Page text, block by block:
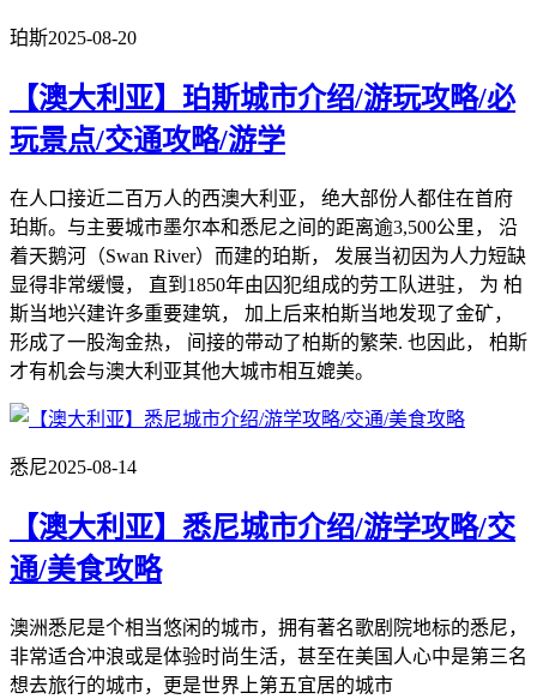
珀斯2025-08-20
【澳大利亚】珀斯城市介绍/游玩攻略/必
玩景点/交通攻略/游学
在人口接近二百万人的西澳大利亚， 绝大部份人都住在首府
珀斯。与主要城市墨尔本和悉尼之间的距离逾3,500公里， 沿
着天鹅河（Swan River）而建的珀斯， 发展当初因为人力短缺
显得非常缓慢， 直到1850年由囚犯组成的劳工队进驻， 为 柏
斯当地兴建许多重要建筑， 加上后来柏斯当地发现了金矿，
形成了一股淘金热， 间接的带动了柏斯的繁荣. 也因此， 柏斯
才有机会与澳大利亚其他大城市相互媲美。
悉尼2025-08-14
【澳大利亚】悉尼城市介绍/游学攻略/交
通/美食攻略
澳洲悉尼是个相当悠闲的城市，拥有著名歌剧院地标的悉尼，
非常适合冲浪或是体验时尚生活，甚至在美国人心中是第三名
想去旅行的城市，更是世界上第五宜居的城市